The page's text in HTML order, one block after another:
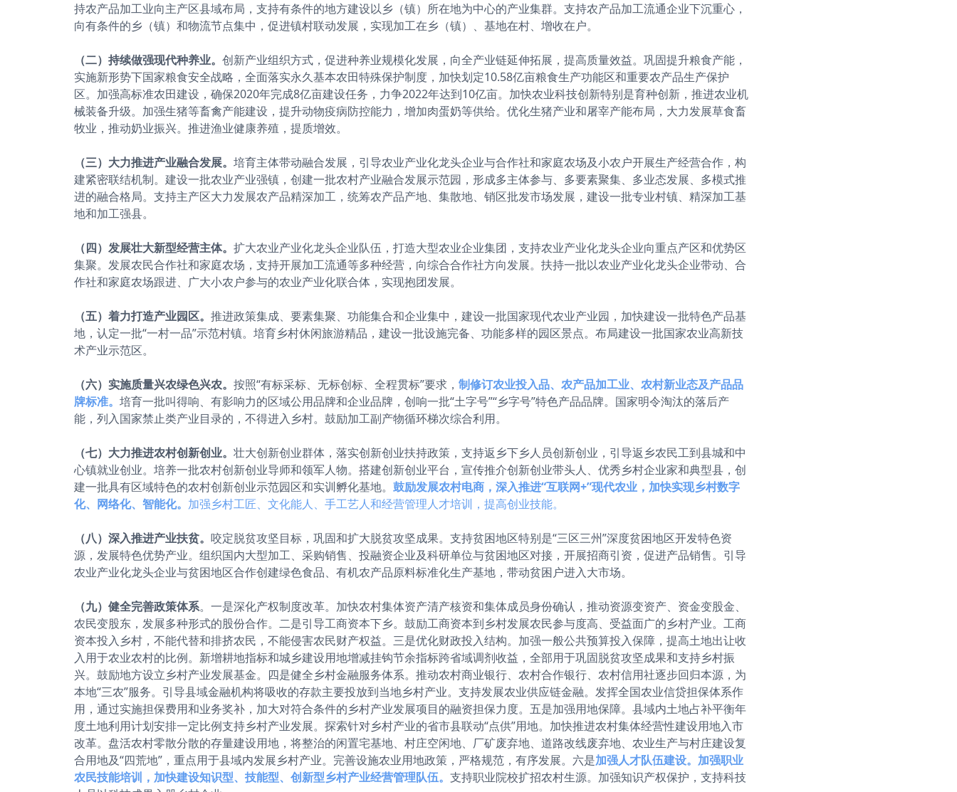
持农产品加工业向主产区县域布局，支持有条件的地方建设以乡（镇）所在地为中心的产业集群。支持农产品加工流通企业下沉重心，
向有条件的乡（镇）和物流节点集中，促进镇村联动发展，实现加工在乡（镇）、基地在村、增收在户。
（二）持续做强现代种养业。 创新产业组织方式，促进种养业规模化发展，向全产业链延伸拓展，提高质量效益。巩固提升粮食产能，
实施新形势下国家粮食安全战略，全面落实永久基本农田特殊保护制度，加快划定10.58亿亩粮食生产功能区和重要农产品生产保护
区。加强高标准农田建设，确保2020年完成8亿亩建设任务，力争2022年达到10亿亩。加快农业科技创新特别是育种创新，推进农业机
械装备升级。加强生猪等畜禽产能建设，提升动物疫病防控能力，增加肉蛋奶等供给。优化生猪产业和屠宰产能布局，大力发展草食畜
牧业，推动奶业振兴。推进渔业健康养殖，提质增效。
（三）大力推进产业融合发展。 培育主体带动融合发展，引导农业产业化龙头企业与合作社和家庭农场及小农户开展生产经营合作，构
建紧密联结机制。建设一批农业产业强镇，创建一批农村产业融合发展示范园，形成多主体参与、多要素聚集、多业态发展、多模式推
进的融合格局。支持主产区大力发展农产品精深加工，统筹农产品产地、集散地、销区批发市场发展，建设一批专业村镇、精深加工基
地和加工强县。
（四）发展壮大新型经营主体。 扩大农业产业化龙头企业队伍，打造大型农业企业集团，支持农业产业化龙头企业向重点产区和优势区
集聚。发展农民合作社和家庭农场，支持开展加工流通等多种经营，向综合合作社方向发展。扶持一批以农业产业化龙头企业带动、合
作社和家庭农场跟进、广大小农户参与的农业产业化联合体，实现抱团发展。
（五）着力打造产业园区。 推进政策集成、要素集聚、功能集合和企业集中，建设一批国家现代农业产业园，加快建设一批特色产品基
地，认定一批“一村一品”示范村镇。培育乡村休闲旅游精品，建设一批设施完备、功能多样的园区景点。布局建设一批国家农业高新技
术产业示范区。
（六）实施质量兴农绿色兴农。 按照“有标采标、无标创标、全程贯标”要求， 制修订农业投入品、农产品加工业、农村新业态及产品品
牌标准。 培育一批叫得响、有影响力的区域公用品牌和企业品牌，创响一批“土字号”“乡字号”特色产品品牌。国家明令淘汰的落后产
能，列入国家禁止类产业目录的，不得进入乡村。鼓励加工副产物循环梯次综合利用。
（七）大力推进农村创新创业。 壮大创新创业群体，落实创新创业扶持政策，支持返乡下乡人员创新创业，引导返乡农民工到县城和中
心镇就业创业。培养一批农村创新创业导师和领军人物。搭建创新创业平台，宣传推介创新创业带头人、优秀乡村企业家和典型县，创
建一批具有区域特色的农村创新创业示范园区和实训孵化基地。 鼓励发展农村电商，深入推进“互联网+”现代农业，加快实现乡村数字
化、网络化、智能化。 加强乡村工匠、文化能人、手工艺人和经营管理人才培训，提高创业技能。
（八）深入推进产业扶贫。 咬定脱贫攻坚目标，巩固和扩大脱贫攻坚成果。支持贫困地区特别是“三区三州”深度贫困地区开发特色资
源，发展特色优势产业。组织国内大型加工、采购销售、投融资企业及科研单位与贫困地区对接，开展招商引资，促进产品销售。引导
农业产业化龙头企业与贫困地区合作创建绿色食品、有机农产品原料标准化生产基地，带动贫困户进入大市场。
（九）健全完善政策体系。一是深化产权制度改革。加快农村集体资产清产核资和集体成员身份确认，推动资源变资产、资金变股金、
农民变股东，发展多种形式的股份合作。二是引导工商资本下乡。鼓励工商资本到乡村发展农民参与度高、受益面广的乡村产业。工商
资本投入乡村，不能代替和排挤农民，不能侵害农民财产权益。三是优化财政投入结构。加强一般公共预算投入保障，提高土地出让收
入用于农业农村的比例。新增耕地指标和城乡建设用地增减挂钩节余指标跨省域调剂收益，全部用于巩固脱贫攻坚成果和支持乡村振
兴。鼓励地方设立乡村产业发展基金。四是健全乡村金融服务体系。推动农村商业银行、农村合作银行、农村信用社逐步回归本源，为
本地“三农”服务。引导县域金融机构将吸收的存款主要投放到当地乡村产业。支持发展农业供应链金融。发挥全国农业信贷担保体系作
用，通过实施担保费用和业务奖补，加大对符合条件的乡村产业发展项目的融资担保力度。五是加强用地保障。县域内土地占补平衡年
度土地利用计划安排一定比例支持乡村产业发展。探索针对乡村产业的省市县联动“点供”用地。加快推进农村集体经营性建设用地入市
改革。盘活农村零散分散的存量建设用地，将整治的闲置宅基地、村庄空闲地、厂矿废弃地、道路改线废弃地、农业生产与村庄建设复
合用地及“四荒地”，重点用于县域内发展乡村产业。完善设施农业用地政策，严格规范，有序发展。六是加强人才队伍建设。加强职业
农民技能培训，加快建设知识型、技能型、创新型乡村产业经营管理队伍。 支持职业院校扩招农村生源。加强知识产权保护，支持科技